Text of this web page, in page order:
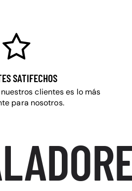
SATIFECHOS
clientes es lo más
para nosotros.